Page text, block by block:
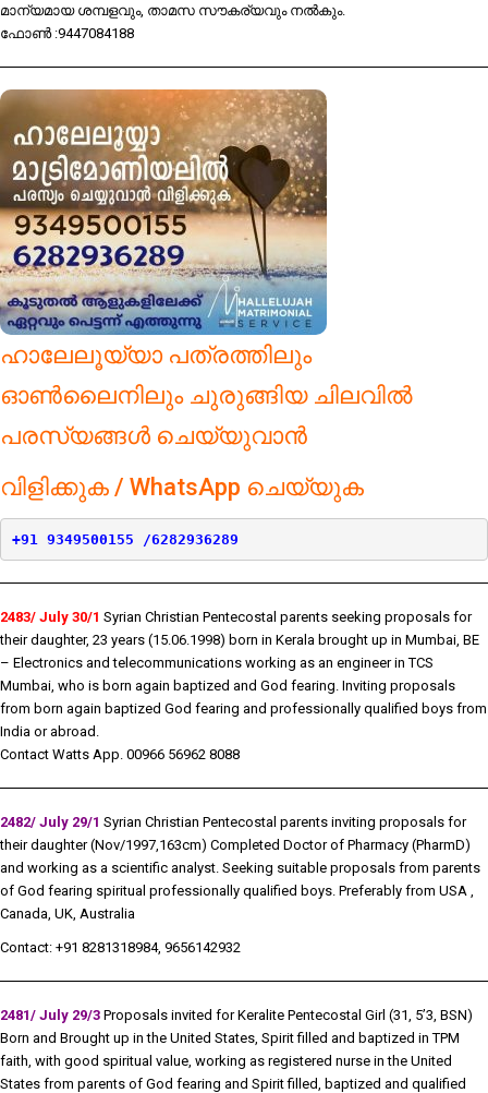
മാന്യമായ ശമ്പളവും, താമസ സൗകര്യവും നൽകും.
ഫോൺ :9447084188
ഹാലേലൂയ്യാ പത്രത്തിലും
ഓൺലൈനിലും ചുരുങ്ങിയ ചിലവിൽ
പരസ്യങ്ങൾ ചെയ്യുവാൻ
വിളിക്കുക / WhatsApp ചെയ്യുക
+91 9349500155 /6282936289
2483/ July 30/1 Syrian Christian Pentecostal parents seeking proposals for
their daughter, 23 years (15.06.1998) born in Kerala brought up in Mumbai, BE
– Electronics and telecommunications working as an engineer in TCS
Mumbai, who is born again baptized and God fearing. Inviting proposals
from born again baptized God fearing and professionally qualified boys from
India or abroad.
Contact Watts App. 00966 56962 8088
2482/ July 29/1 Syrian Christian Pentecostal parents inviting proposals for
their daughter (Nov/1997,163cm) Completed Doctor of Pharmacy (PharmD)
and working as a scientific analyst. Seeking suitable proposals from parents
of God fearing spiritual professionally qualified boys. Preferably from USA ,
Canada, UK, Australia
Contact: +91 8281318984, 9656142932
2481/ July 29/3 Proposals invited for Keralite Pentecostal Girl (31, 5’3, BSN)
Born and Brought up in the United States, Spirit filled and baptized in TPM
faith, with good spiritual value, working as registered nurse in the United
States from parents of God fearing and Spirit filled, baptized and qualified